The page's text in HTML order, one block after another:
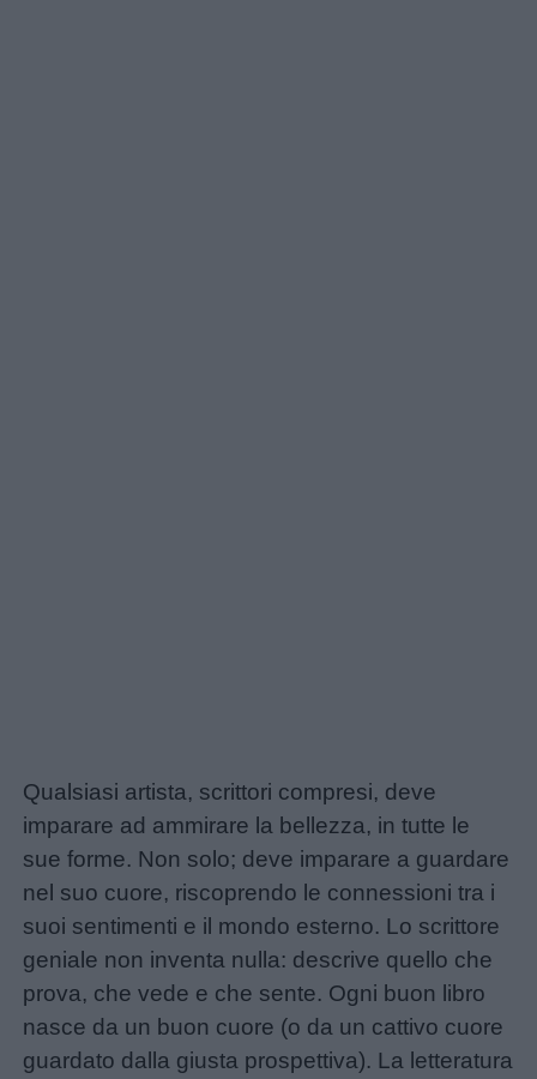
Qualsiasi artista, scrittori compresi, deve
imparare ad ammirare la bellezza, in tutte le
sue forme. Non solo; deve imparare a guardare
nel suo cuore, riscoprendo le connessioni tra i
suoi sentimenti e il mondo esterno. Lo scrittore
geniale non inventa nulla: descrive quello che
prova, che vede e che sente. Ogni buon libro
nasce da un buon cuore (o da un cattivo cuore
guardato dalla giusta prospettiva). La letteratura